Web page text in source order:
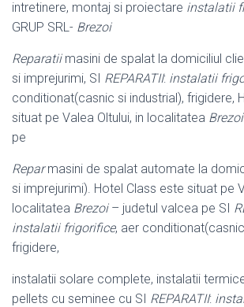
intretinere, montaj si proiectare instalatii
GRUP SRL- Brezoi
Reparatiimasini de spalat la domiciliul
si imprejurimi, SI REPARATII: instalatii
conditionat(casnic si industrial), frigidere,
situat pe Valea Oltului, in localitatea Brezoi
pe
Reparmasini de spalat automate la
si imprejurimi). Hotel Class este situat pe
localitatea Brezoi– judetul valcea pe SI
instalatii frigorifice, aer
frigidere,
instalatii solare complete, instalatii
pellets cu seminee cu SI REPARATII: